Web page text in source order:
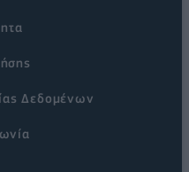
Δεδομένων